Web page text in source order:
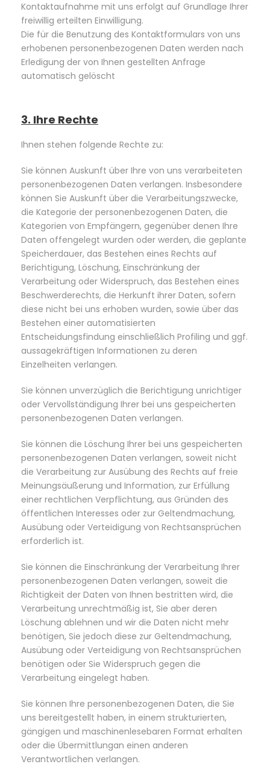
Kontaktaufnahme mit uns erfolgt auf Grundlage Ihrer
freiwillig erteilten Einwilligung.
Die für die Benutzung des Kontaktformulars von uns
erhobenen personenbezogenen Daten werden nach
Erledigung der von Ihnen gestellten Anfrage
automatisch gelöscht
3. Ihre Rechte
Ihnen stehen folgende Rechte zu:
Sie können Auskunft über Ihre von uns verarbeiteten
personenbezogenen Daten verlangen. Insbesondere
können Sie Auskunft über die Verarbeitungszwecke,
die Kategorie der personenbezogenen Daten, die
Kategorien von Empfängern, gegenüber denen Ihre
Daten offengelegt wurden oder werden, die geplante
Speicherdauer, das Bestehen eines Rechts auf
Berichtigung, Löschung, Einschränkung der
Verarbeitung oder Widerspruch, das Bestehen eines
Beschwerderechts, die Herkunft ihrer Daten, sofern
diese nicht bei uns erhoben wurden, sowie über das
Bestehen einer automatisierten
Entscheidungsfindung einschließlich Profiling und ggf.
aussagekräftigen Informationen zu deren
Einzelheiten verlangen.
Sie können unverzüglich die Berichtigung unrichtiger
oder Vervollständigung Ihrer bei uns gespeicherten
personenbezogenen Daten verlangen.
Sie können die Löschung Ihrer bei uns gespeicherten
personenbezogenen Daten verlangen, soweit nicht
die Verarbeitung zur Ausübung des Rechts auf freie
Meinungsäußerung und Information, zur Erfüllung
einer rechtlichen Verpflichtung, aus Gründen des
öffentlichen Interesses oder zur Geltendmachung,
Ausübung oder Verteidigung von Rechtsansprüchen
erforderlich ist.
Sie können die Einschränkung der Verarbeitung Ihrer
personenbezogenen Daten verlangen, soweit die
Richtigkeit der Daten von Ihnen bestritten wird, die
Verarbeitung unrechtmäßig ist, Sie aber deren
Löschung ablehnen und wir die Daten nicht mehr
benötigen, Sie jedoch diese zur Geltendmachung,
Ausübung oder Verteidigung von Rechtsansprüchen
benötigen oder Sie Widerspruch gegen die
Verarbeitung eingelegt haben.
Sie können Ihre personenbezogenen Daten, die Sie
uns bereitgestellt haben, in einem strukturierten,
gängigen und maschinenlesebaren Format erhalten
oder die Übermittlungan einen anderen
Verantwortlichen verlangen.